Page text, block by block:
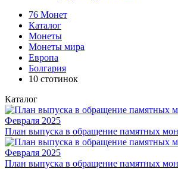
76 Монет
Каталог
Монеты
Монеты мира
Европа
Болгария
10 стотинок
Каталог
Февраля 2025
План выпуска в обращение памятных
Февраля 2025
План выпуска в обращение памятных